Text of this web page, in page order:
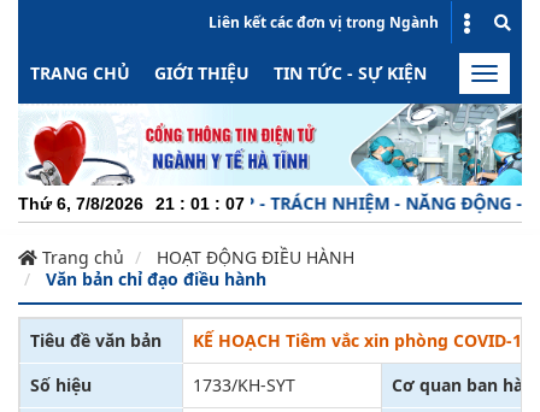
Liên kết các đơn vị trong Ngành
TRANG CHỦ GIỚI THIỆU TIN TỨC - SỰ KIỆN HOẠT
Toggle
Thứ 6, 7/8/2026 21 : 01 : 08
CHUYÊN NGHIỆP - TRÁCH NHIỆM - NĂNG ĐỘNG -
Trang chủ
HOẠT ĐỘNG ĐIỀU HÀNH
Văn bản chỉ đạo điều hành
Tiêu đề văn bản
KẾ HOẠCH Tiêm vắc xin phòng COVID-
Số hiệu
1733/KH-SYT
Cơ quan ban